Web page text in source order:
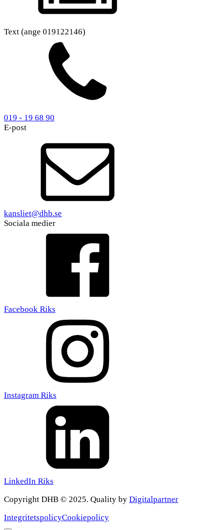
Text (ange 019122146)
019 - 19 68 90
E-post
kansliet@dhb.se
Sociala medier
Facebook Riks
Instagram Riks
LinkedIn Riks
Copyright DHB © 2025. Quality by Digitalpartner
IntegritetspolicyCookiepolicy